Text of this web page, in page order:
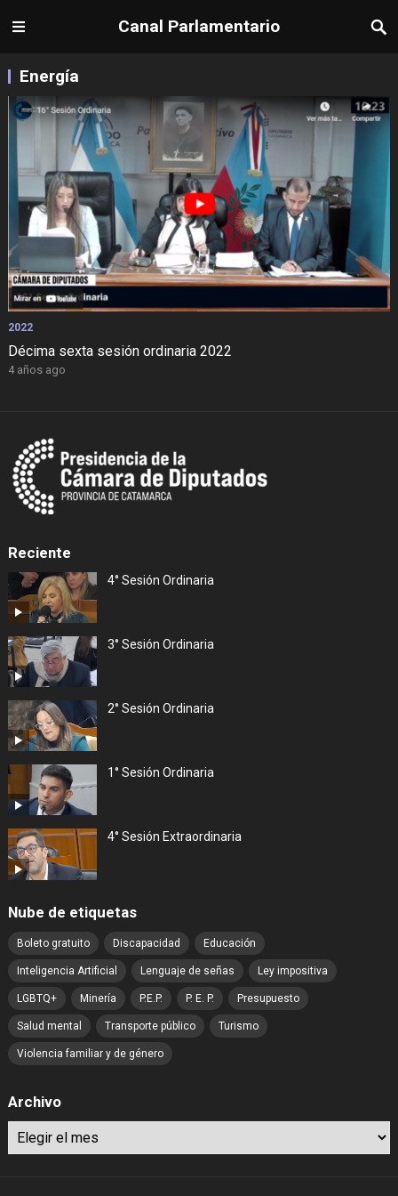
Canal Parlamentario
Energía
2022
Décima sexta sesión ordinaria 2022
4 años ago
Reciente
4° Sesión Ordinaria
3° Sesión Ordinaria
2° Sesión Ordinaria
1° Sesión Ordinaria
4° Sesión Extraordinaria
Nube de etiquetas
Boleto gratuito Discapacidad Educación
Inteligencia Artificial Lenguaje de señas Ley impositiva
LGBTQ+ Minería P.E.P. P. E. P. Presupuesto
Salud mental Transporte público Turismo
Violencia familiar y de género
Archivo
Archivo